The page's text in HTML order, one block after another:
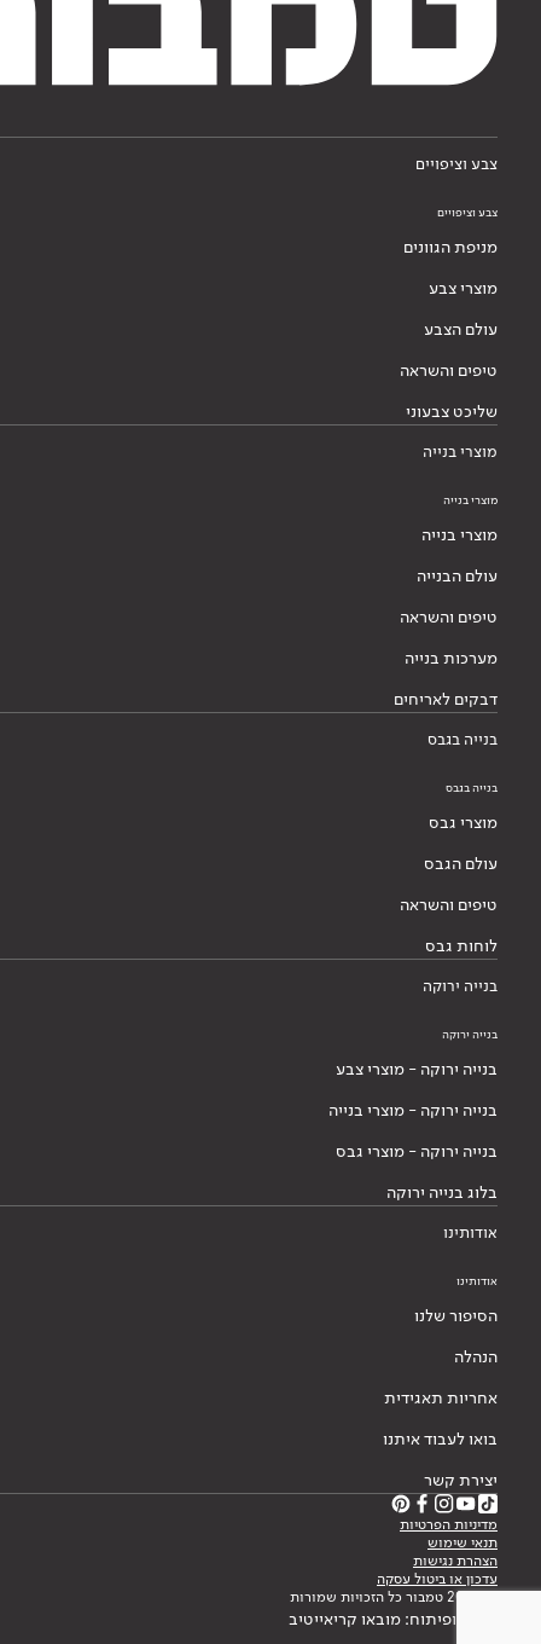
צבע וציפויים
צבע וציפויים
מניפת הגוונים
מוצרי צבע
עולם הצבע
טיפים והשראה
שליכט צבעוני
מוצרי בנייה
מוצרי בנייה
מוצרי בנייה
עולם הבנייה
טיפים והשראה
מערכות בנייה
דבקים לאריחים
בנייה בגבס
בנייה בגבס
מוצרי גבס
עולם הגבס
טיפים והשראה
לוחות גבס
בנייה ירוקה
בנייה ירוקה
בנייה ירוקה - מוצרי צבע
בנייה ירוקה - מוצרי בנייה
בנייה ירוקה - מוצרי גבס
בלוג בנייה ירוקה
אודותינו
אודותינו
הסיפור שלנו
הנהלה
אחריות תאגידית
בואו לעבוד איתנו
יצירת קשר
מדיניות הפרטיות
תנאי שימוש
הצהרת נגישות
עדכון או ביטול עסקה
© 2026 טמבור כל הזכויות שמורות
עיצוב ופיתוח: מובאו קריאייטיב